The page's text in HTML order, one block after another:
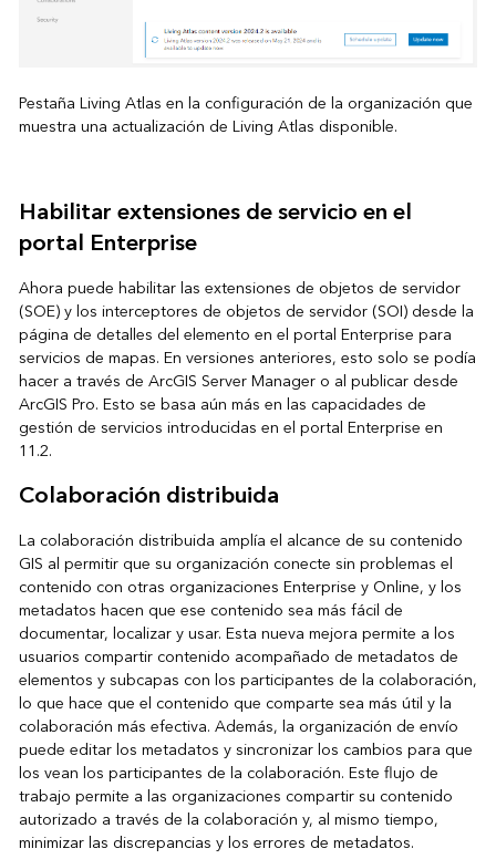
Pestaña Living Atlas en la configuración de la organización que
muestra una actualización de Living Atlas disponible.
Habilitar extensiones de servicio en el
portal Enterprise
Ahora puede habilitar las extensiones de objetos de servidor
(SOE) y los interceptores de objetos de servidor (SOI) desde la
página de detalles del elemento en el portal Enterprise para
servicios de mapas. En versiones anteriores, esto solo se podía
hacer a través de ArcGIS Server Manager o al publicar desde
ArcGIS Pro. Esto se basa aún más en las capacidades de
gestión de servicios introducidas en el portal Enterprise en
11.2.
Colaboración distribuida
La colaboración distribuida amplía el alcance de su contenido
GIS al permitir que su organización conecte sin problemas el
contenido con otras organizaciones Enterprise y Online, y los
metadatos hacen que ese contenido sea más fácil de
documentar, localizar y usar. Esta nueva mejora permite a los
usuarios compartir contenido acompañado de metadatos de
elementos y subcapas con los participantes de la colaboración,
lo que hace que el contenido que comparte sea más útil y la
colaboración más efectiva. Además, la organización de envío
puede editar los metadatos y sincronizar los cambios para que
los vean los participantes de la colaboración. Este flujo de
trabajo permite a las organizaciones compartir su contenido
autorizado a través de la colaboración y, al mismo tiempo,
minimizar las discrepancias y los errores de metadatos.